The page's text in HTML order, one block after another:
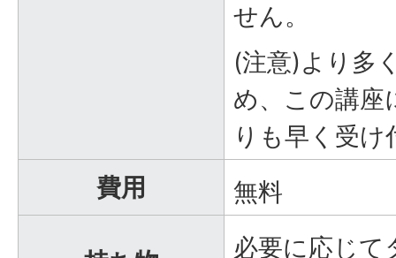
せん。
(注意)より多
め、この講座
りも早く受
費用
無料
必要に応じて